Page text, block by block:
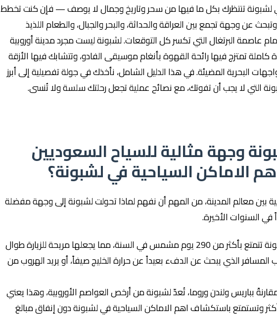
لشبونة تنتظرك بكل ما فيها من سحر وتاريخ وجمال لا يوصف — فإن كنت تخطط
عن وجهة تجمع بين العراقة والحداثة، والبحر والجبال، والطعام اللذيذ
عاصمة البرتغال التي تكسر كل التوقعات. لشبونة ليست مجرد مدينة أوروبية
تمتزج فيها رائحة القهوة بأنغام موسيقى الفادو، وتتشابك فيها الأزقة
البحرية المضيئة. في هذا الدليل الشامل، نأخذك في جولة تفصيلية إلى أبرز
التي لا يجب أن تفوتك، مع نصائح عملية تجعل رحلتك سلسة ولا تُنسى.
وجهة مثالية للسياح السعوديين
الاماكن السياحية في لشبونة؟
بين معالم المدينة، من المهم أن نفهم لماذا تحولت لشبونة إلى وجهة مفضلة
السنوات الأخيرة.
المناخ المعتدل: لشبونة تتمتع بأكثر من 290 يوم مشمس في السنة، مما يجعلها مريحة للزيارة طوال
المسافر الذي يبحث عن الدفء بعيداً عن حرارة الخليج صيفاً، أو يريد الهروب من
بباريس ولندن وروما، تُعدّ لشبونة من أرخص العواصم الأوروبية، وهذا يعني
وتستمتع باستكشاف اهم الاماكن السياحية في لشبونة دون إنفاق مبالغ